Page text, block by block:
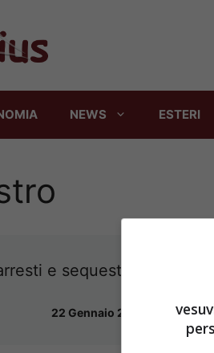
NEWS ESTERI
e sequestri
22 Gennaio 2014